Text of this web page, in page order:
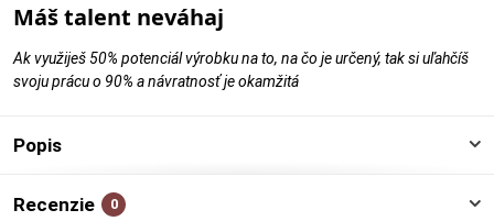
Máš talent neváhaj
Ak využiješ 50% potenciál výrobku na to, na čo je určený, tak si uľahčíš
svoju prácu o 90% a návratnosť je okamžitá
Popis
Recenzie 0